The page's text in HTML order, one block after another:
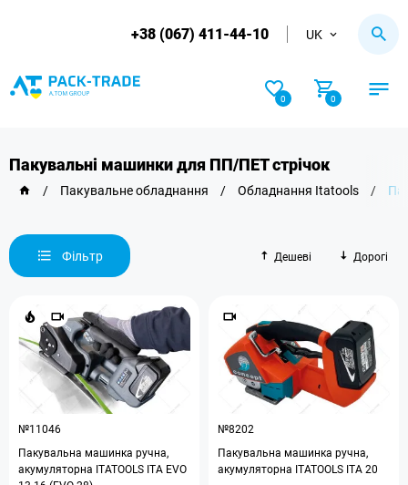
+38 (067) 411-44-10 UK
0 0
Пакувальні машинки для ПП/ПЕТ стрічок
/ Пакувальне обладнання / Обладнання Itatools /
Фільтр Дешеві Дорогі
№11046
Пакувальна машинка ручна,
акумуляторна ITATOOLS ITA EVO
№8202
Пакувальна машинка ручна,
акумуляторна ITATOOLS ITA 20